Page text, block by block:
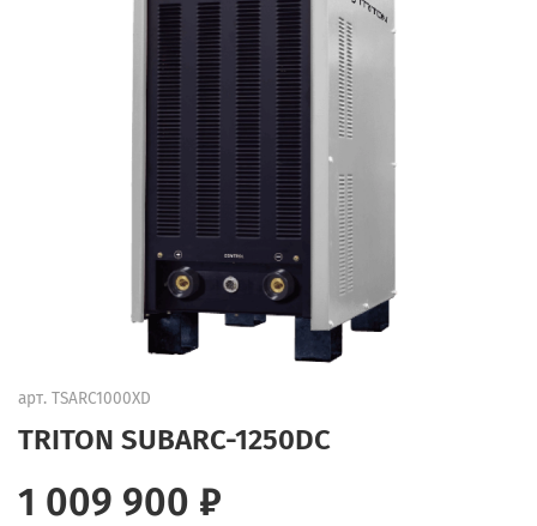
арт. TSARC1000XD
TRITON SUBARC-1250DC
1 009 900 ₽